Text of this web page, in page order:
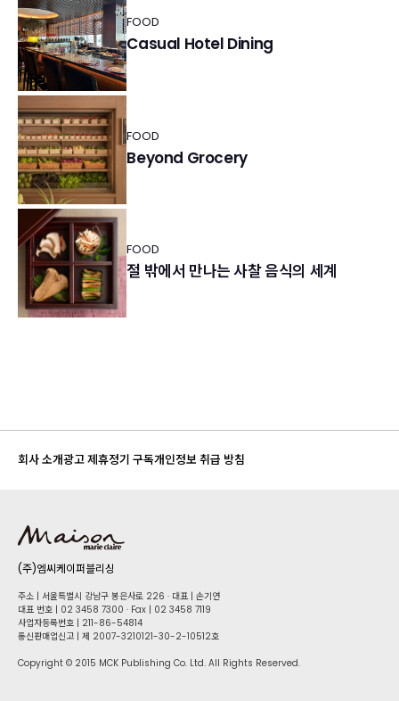
FOOD
Casual Hotel Dining
FOOD
Beyond Grocery
FOOD
절 밖에서 만나는 사찰 음식의 세계
회사 소개광고 제휴정기 구독개인정보 취급 방침
(주)엠씨케이퍼블리싱
주소 | 서울특별시 강남구 봉은사로 226 · 대표 | 손기연
대표 번호 | 02 34​58 7300 · Fax | 02 34​58 7119
사업자등록번호 | 211-86-5​4814
통신판매업신고 | 제 2007-3210121-30-2-10512호
Copyright © 2015 MCK Publishing Co. Ltd. All Rights Reserved.